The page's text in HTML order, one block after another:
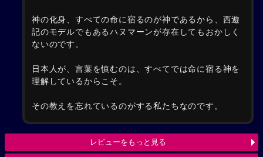
神の化身、すべての命に宿るのが神であるから、西遊
記のモデルでもあるハヌマーンが存在してもおかしく
ないのです。
日本人が、言葉を慎むのは、すべてでは命に宿る神を
理解しているからこそ。
その教えを忘れているのがする私たちなのです。
レビューをもっと見る